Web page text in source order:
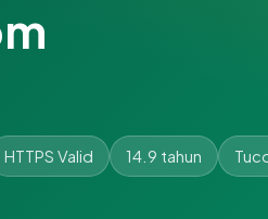
HTTPS Valid 14.9 tahun